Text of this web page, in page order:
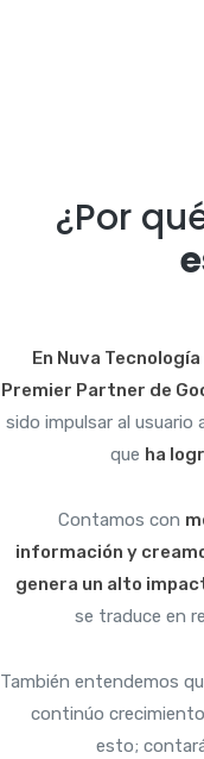
¿Por
En Nuva
Premier Partner de
sido impulsar al
que ha
Contamos con
información y
genera un alto
se traduce en
También entendemos
continúo
esto;